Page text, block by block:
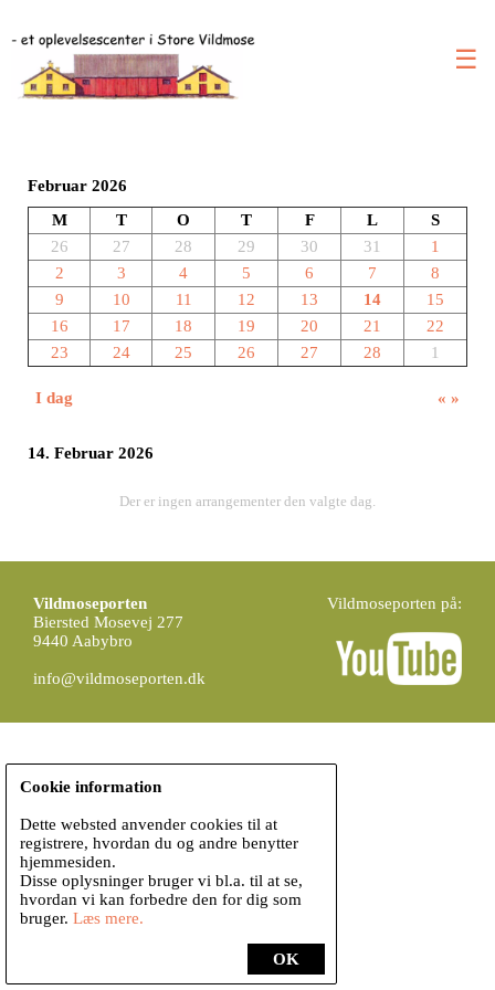
☰
Februar 2026
M
T O T F L
S
26
27 28 29 30 31
1
2
3 4 5 6 7
8
9
10 11 12 13 14
15
16
17 18 19 20 21
22
23
24 25 26 27 28 1
I dag « »
14. Februar 2026
Der er ingen arrangementer den valgte dag.
Vildmoseporten
Biersted Mosevej 277
9440 Aabybro
info@vildmoseporten.dk
Vildmoseporten på:
OK
Cookie information
Dette websted anvender cookies til at
registrere, hvordan du og andre benytter
hjemmesiden.
Disse oplysninger bruger vi bl.a. til at se,
hvordan vi kan forbedre den for dig som
bruger. Læs mere.